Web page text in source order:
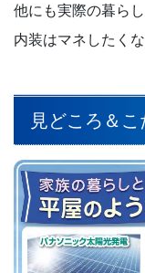
他にも実際の暮ら
内装はマネしたく
見どころ＆